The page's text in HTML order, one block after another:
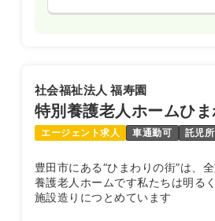
社会福祉法人 福寿園
特別養護老人ホームひ
エージェント求人 車通勤可 託児所
豊田市にある“ひまわりの街”は、
養護老人ホームです私たちは明る
施設造りにつとめています